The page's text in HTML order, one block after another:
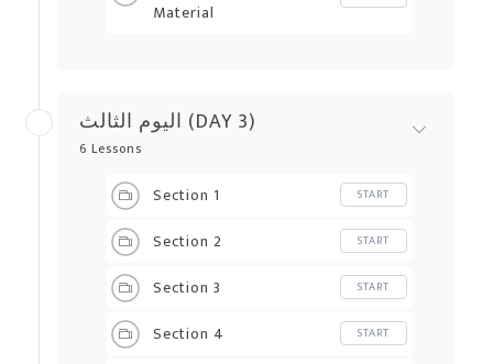
Material
اليوم الثالث (DAY 3)
6 Lessons
Section 1 START
Section 2 START
Section 3 START
Section 4 START